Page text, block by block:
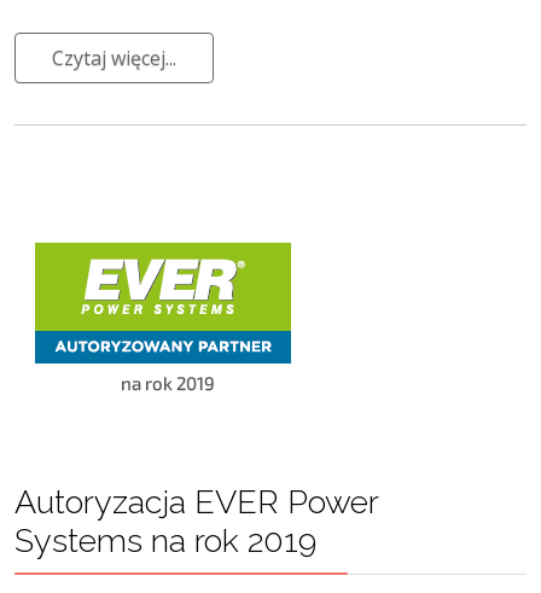
Czytaj więcej...
Autoryzacja EVER Power
Systems na rok 2019